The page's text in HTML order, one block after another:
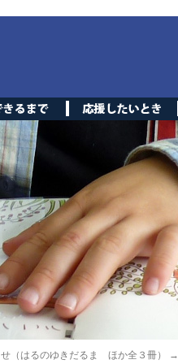
（はるのゆきだるま ほか全３冊） →